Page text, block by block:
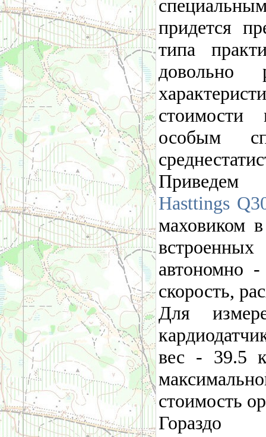
придется
типа
довольно
стоимости
особым
Hasttings
маховиком
встроенных
автономно
скорость,
Для
вес - 39.5
стоимость